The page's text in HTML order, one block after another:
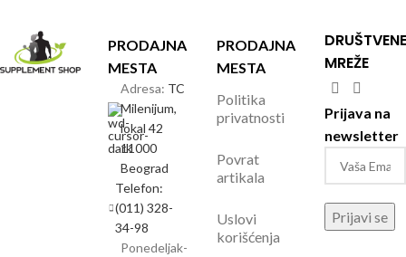
PRODAJNA
MESTA
Adresa: TC
Milenijum,
lokal 42
11000
Beograd
Telefon:
(011) 328-
34-98
Ponedeljak-
PRODAJNA
MESTA
Politika
privatnosti
Povrat
artikala
Uslovi
korišćenja
MREŽE
Prijava na
newsletter